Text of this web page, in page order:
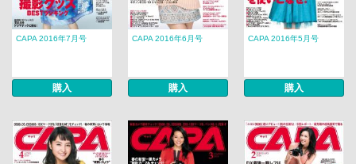
CAPA 2016年7月号
購入
CAPA 2016年6月号
購入
CAPA 2016年5月号
購入